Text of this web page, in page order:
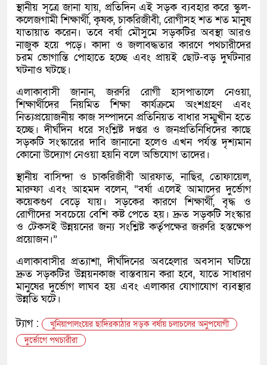
স্থানীয় সূত্রে জানা যায়, প্রতিদিন এই সড়ক ব্যবহার করে স্কুল-
কলেজগামী শিক্ষার্থী, কৃষক, চাকরিজীবী, রোগীসহ শত শত মানুষ
যাতায়াত করেন। তবে বর্ষা মৌসুমে সড়কটির অবস্থা আরও
নাজুক হয়ে পড়ে। কাদা ও জলাবদ্ধতার কারণে পথচারীদের
চরম ভোগান্তি পোহাতে হচ্ছে এবং প্রায়ই ছোট-বড় দুর্ঘটনার
ঘটনাও ঘটছে।
এলাকাবাসী জানান, জরুরি রোগী হাসপাতালে নেওয়া,
শিক্ষার্থীদের নিয়মিত শিক্ষা কার্যক্রমে অংশগ্রহণ এবং
নিত্যপ্রয়োজনীয় কাজ সম্পাদনে প্রতিনিয়ত বাধার সম্মুখীন হতে
হচ্ছে। দীর্ঘদিন ধরে সংশ্লিষ্ট দপ্তর ও জনপ্রতিনিধিদের কাছে
সড়কটি সংস্কারের দাবি জানানো হলেও এখন পর্যন্ত দৃশ্যমান
কোনো উদ্যোগ নেওয়া হয়নি বলে অভিযোগ তাদের।
স্থানীয় বাসিন্দা ও চাকরিজীবী আরফাত, নাছির, তোফায়েল,
মারুফা এবং আহমদ বলেন, “বর্ষা এলেই আমাদের দুর্ভোগ
কয়েকগুণ বেড়ে যায়। সড়কের কারণে শিক্ষার্থী, বৃদ্ধ ও
রোগীদের সবচেয়ে বেশি কষ্ট পেতে হয়। দ্রুত সড়কটি সংস্কার
ও টেকসই উন্নয়নের জন্য সংশ্লিষ্ট কর্তৃপক্ষের জরুরি হস্তক্ষেপ
প্রয়োজন।”
এলাকাবাসীর প্রত্যাশা, দীর্ঘদিনের অবহেলার অবসান ঘটিয়ে
দ্রুত সড়কটির উন্নয়নকাজ বাস্তবায়ন করা হবে, যাতে সাধারণ
মানুষের দুর্ভোগ লাঘব হয় এবং এলাকার যোগাযোগ ব্যবস্থার
উন্নতি ঘটে।
ট্যাগ :
খুনিয়াপালংয়ের ছাদিরকাঠার সড়ক বর্ষায় চলাচলের অনুপযোগী
দুর্ভোগে পথচারীরা